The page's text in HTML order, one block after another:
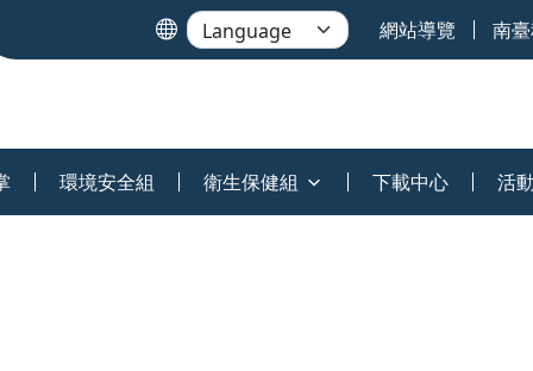
網站導覽 南
環境安全組 衛生保健組 下載中心 活